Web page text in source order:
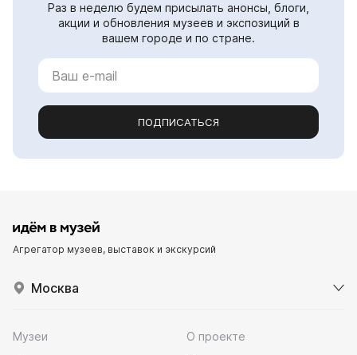
Раз в неделю будем присылать анонсы, блоги,
акции и обновления музеев и экспозиций в
вашем городе и по стране.
ПОДПИСАТЬСЯ
Агрегатор музеев, выставок и экскурсий
Москва
Музеи
О проекте